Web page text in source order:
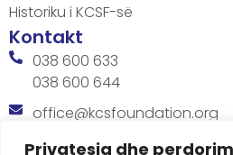
Privatesia dhe
Historiku i KCSF-së
Kontakt
038 600 633
038 600 644
office@kcsfoundation.org
Besa Imami, Lam A, H1, Kat.12,